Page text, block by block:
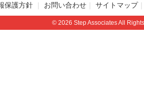
保護方針 お問い合わせ サイトマップ
© 2026 Step Associates All